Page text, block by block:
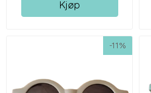
Kjøp
-11%